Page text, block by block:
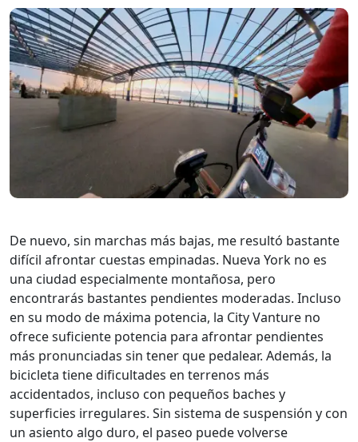
De nuevo, sin marchas más bajas, me resultó bastante
difícil afrontar cuestas empinadas. Nueva York no es
una ciudad especialmente montañosa, pero
encontrarás bastantes pendientes moderadas. Incluso
en su modo de máxima potencia, la City Vanture no
ofrece suficiente potencia para afrontar pendientes
más pronunciadas sin tener que pedalear. Además, la
bicicleta tiene dificultades en terrenos más
accidentados, incluso con pequeños baches y
superficies irregulares. Sin sistema de suspensión y con
un asiento algo duro, el paseo puede volverse